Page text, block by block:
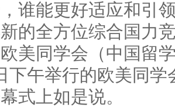
谁能更好适应和引
的全方位综合国力
美同学会（中国留
下午举行的欧美同
式上如是说。